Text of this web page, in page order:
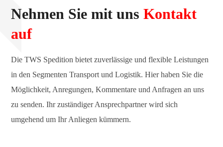
Nehmen Sie mit unsKontakt
auf
Die TWS Spedition bietet zuverlässige und flexible Leistungen
in den Segmenten Transport und Logistik. Hier haben Sie die
Möglichkeit, Anregungen, Kommentare und Anfragen an uns
zu senden. Ihr zuständiger Ansprechpartner wird sich
umgehend um Ihr Anliegen kümmern.